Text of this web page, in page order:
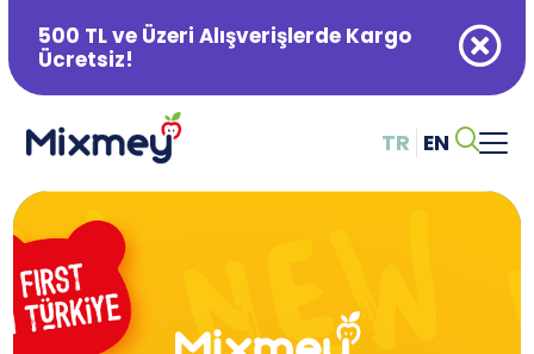
500 TL ve Üzeri Alışverişlerde Kargo
Ücretsiz!
TR EN